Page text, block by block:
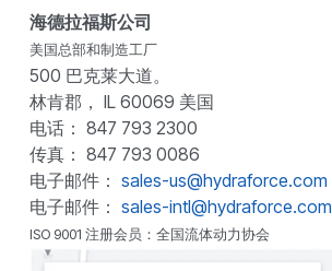
海德拉福斯公司
美国总部和制造工厂
500 巴克莱大道。
林肯郡， IL 60069 美国
电话： 847 793 2300
传真： 847 793 0086
电子邮件： sales-us@hydraforce.com
电子邮件： sales-intl@hydraforce.com
ISO 9001 注册会员：全国流体动力协会